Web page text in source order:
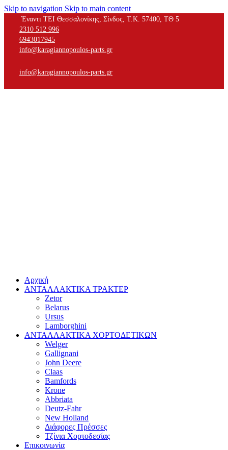
Skip to navigation Skip to main content
Έναντι ΤΕΙ Θεσσαλονίκης, Σίνδος, Τ.Κ. 57400, ΤΘ 5
2310 512 996
6943017945
info@karagiannopoulos-parts.gr
info@karagiannopoulos-parts.gr
Αρχική
ΑΝΤΑΛΛΑΚΤΙΚΑ ΤΡΑΚΤΕΡ
Zetor
Belarus
Ursus
Lamborghini
ΑΝΤΑΛΛΑΚΤΙΚΑ ΧΟΡΤΟΔΕΤΙΚΩΝ
Welger
Gallignani
John Deere
Claas
Bamfords
Krone
Abbriata
Deutz-Fahr
New Holland
Διάφορες Πρέσσες
Τζίνια Χορτοδεσίας
Επικοινωνία